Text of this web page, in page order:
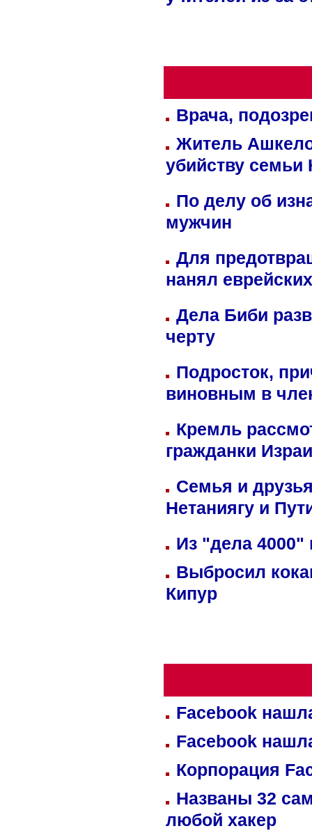
Врача,
Житель
убийству семьи
По делу об
мужчин
Для
нанял
Дела Биби
черту
Подросток,
виновным в
Кремль
гражданки
Семья и
Нетаниягу и
Из "дела 4000"
Выбросил
Кипур
Facebook
Facebook
Корпорация
Названы 32
любой хакер